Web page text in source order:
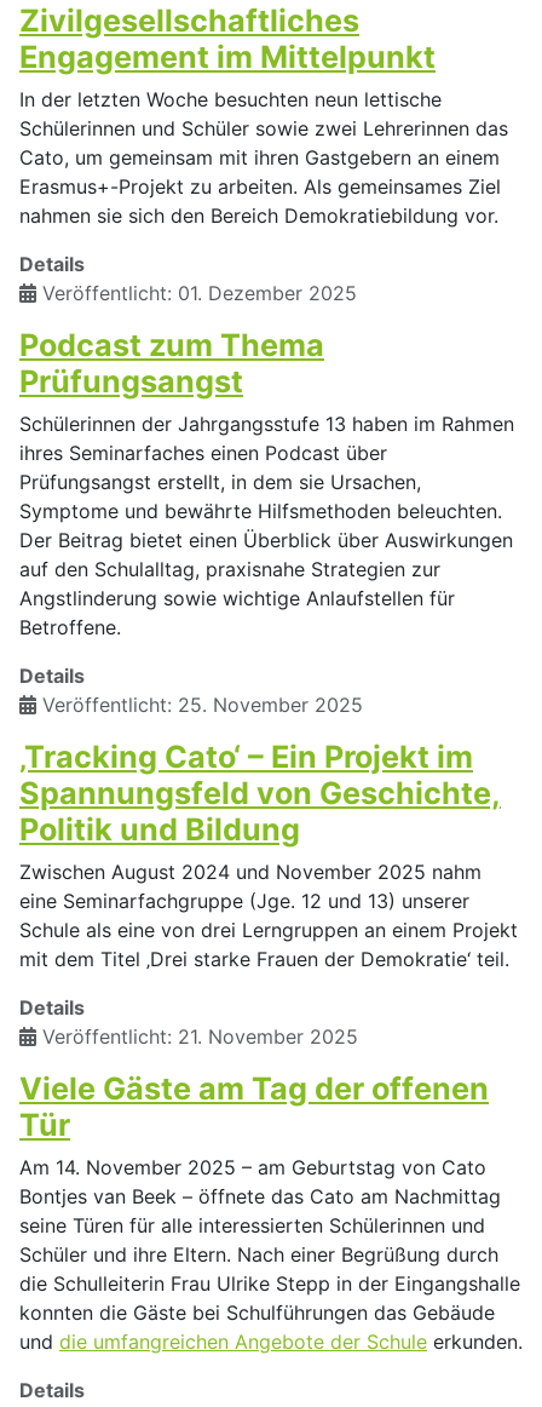
Zivilgesellschaftliches
Engagement im Mittelpunkt
In der letzten Woche besuchten neun lettische
Schülerinnen und Schüler sowie zwei Lehrerinnen das
Cato, um gemeinsam mit ihren Gastgebern an einem
Erasmus+-Projekt zu arbeiten. Als gemeinsames Ziel
nahmen sie sich den Bereich Demokratiebildung vor.
Details
Veröffentlicht: 01. Dezember 2025
Podcast zum Thema
Prüfungsangst
Schülerinnen der Jahrgangsstufe 13 haben im Rahmen
ihres Seminarfaches einen Podcast über
Prüfungsangst erstellt, in dem sie Ursachen,
Symptome und bewährte Hilfsmethoden beleuchten.
Der Beitrag bietet einen Überblick über Auswirkungen
auf den Schulalltag, praxisnahe Strategien zur
Angstlinderung sowie wichtige Anlaufstellen für
Betroffene.
Details
Veröffentlicht: 25. November 2025
‚Tracking Cato‘ – Ein Projekt im
Spannungsfeld von Geschichte,
Politik und Bildung
Zwischen August 2024 und November 2025 nahm
eine Seminarfachgruppe (Jge. 12 und 13) unserer
Schule als eine von drei Lerngruppen an einem Projekt
mit dem Titel ‚Drei starke Frauen der Demokratie‘ teil.
Details
Veröffentlicht: 21. November 2025
Viele Gäste am Tag der offenen
Tür
Am 14. November 2025 – am Geburtstag von Cato
Bontjes van Beek – öffnete das Cato am Nachmittag
seine Türen für alle interessierten Schülerinnen und
Schüler und ihre Eltern. Nach einer Begrüßung durch
die Schulleiterin Frau Ulrike Stepp in der Eingangshalle
konnten die Gäste bei Schulführungen das Gebäude
und die umfangreichen Angebote der Schule erkunden.
Details